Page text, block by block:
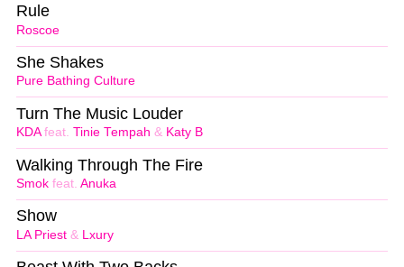
Roscoe
Rule
Pure Bathing Culture
She Shakes
KDAfeat. Tinie Tempah & Katy B
Turn The Music Louder
Smok feat. Anuka
Walking Through The Fire
LA Priest & Lxury
Show